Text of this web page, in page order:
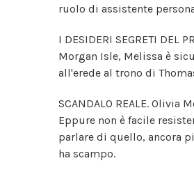
ruolo di assistente
I DESIDERI SEGRETI
Morgan Isle, Melissa è
all'erede al trono di
SCANDALO REALE.
Eppure non è facile
parlare di quello, ancora
ha scampo.